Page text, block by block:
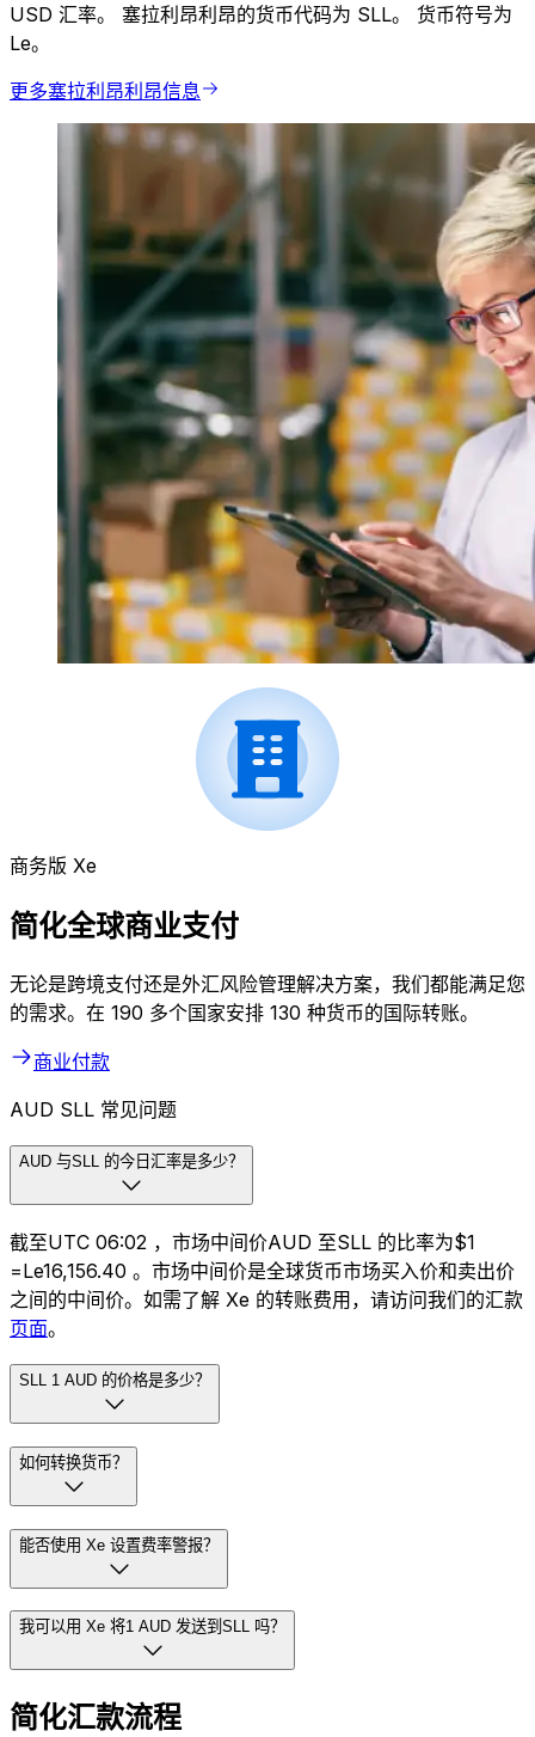
USD 汇率。 塞拉利昂利昂的货币代码为 SLL。 货币符号为
Le。
更多塞拉利昂利昂信息
商务版 Xe
简化全球商业支付
无论是跨境支付还是外汇风险管理解决方案，我们都能满足您
的需求。在 190 多个国家安排 130 种货币的国际转账。
商业付款
AUD SLL 常见问题
AUD 与SLL 的今日汇率是多少？
截至UTC 06:02 ，市场中间价AUD 至SLL 的比率为$1
=Le16,156.40 。市场中间价是全球货币市场买入价和卖出价
之间的中间价。如需了解 Xe 的转账费用，请访问我们的汇款
页面。
SLL 1 AUD 的价格是多少？
如何转换货币？
能否使用 Xe 设置费率警报？
我可以用 Xe 将1 AUD 发送到SLL 吗？
简化汇款流程